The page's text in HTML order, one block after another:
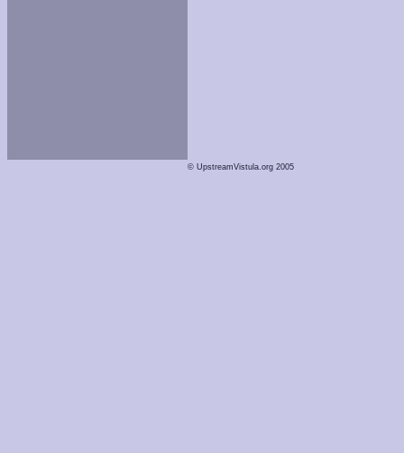
© UpstreamVistula.org 2005